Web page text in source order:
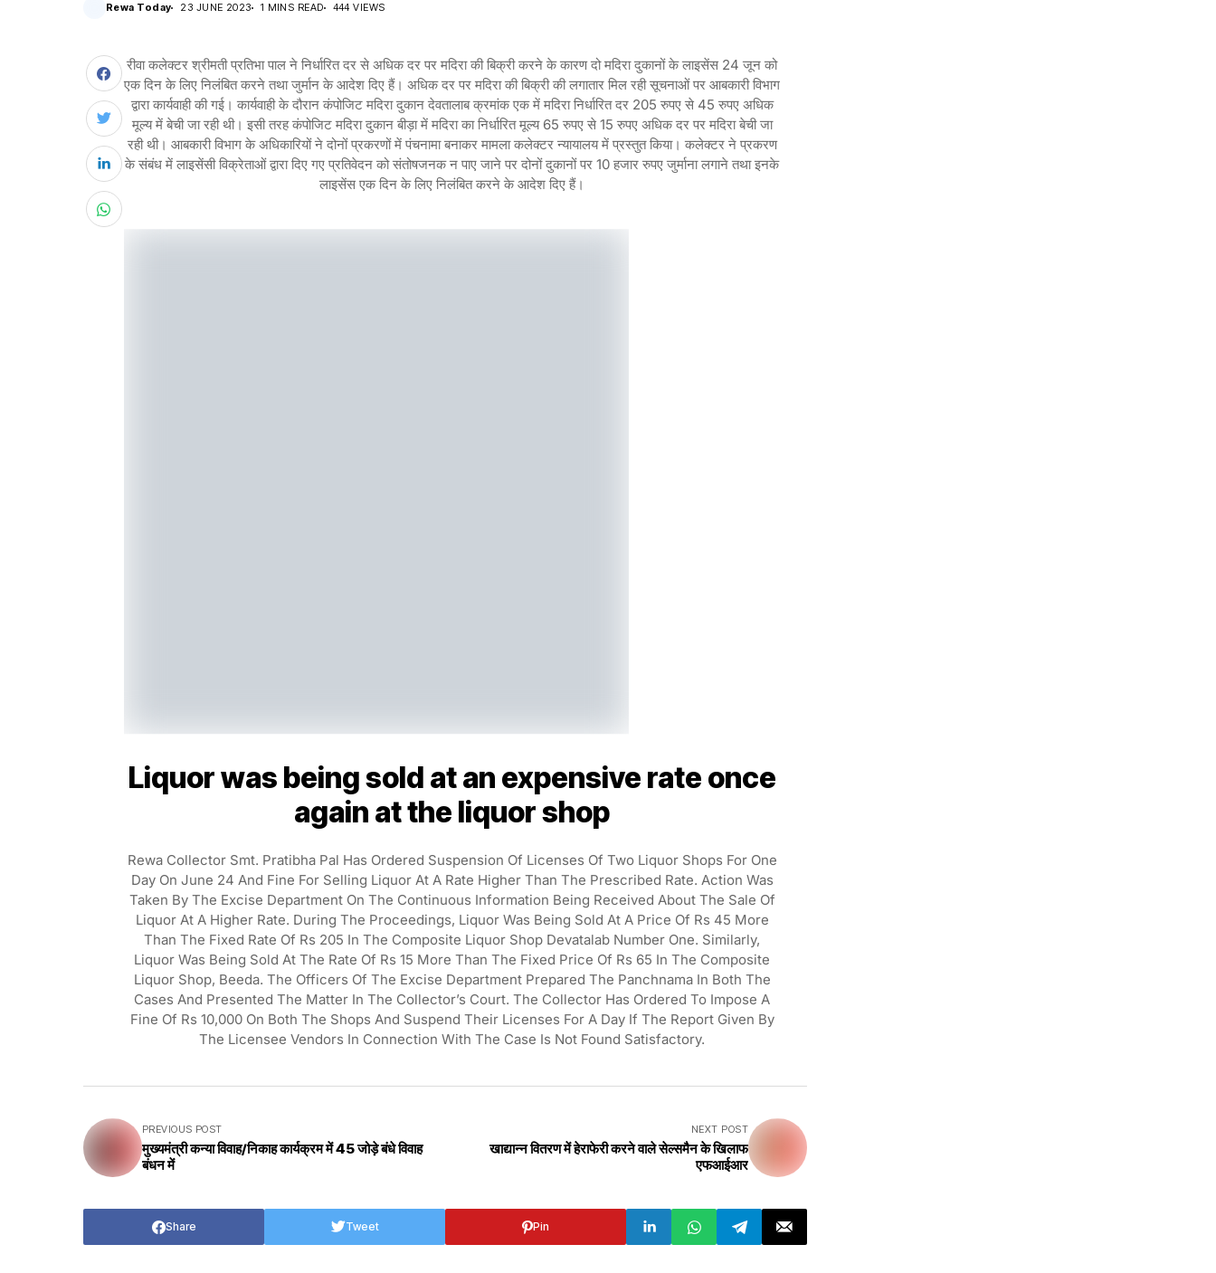
Rewa Today 23 JUNE 2023 1 MINS READ 444 VIEWS
रीवा कलेक्टर श्रीमती प्रतिभा पाल ने निर्धारित दर से अधिक दर पर मदिरा की बिक्री करने के कारण दो मदिरा दुकानों के लाइसेंस 24 जून को
एक दिन के लिए निलंबित करने तथा जुर्मान के आदेश दिए हैं। अधिक दर पर मदिरा की बिक्री की लगातार मिल रही सूचनाओं पर आबकारी विभाग
द्वारा कार्यवाही की गई। कार्यवाही के दौरान कंपोजिट मदिरा दुकान देवतालाब क्रमांक एक में मदिरा निर्धारित दर 205 रुपए से 45 रुपए अधिक
मूल्य में बेची जा रही थी। इसी तरह कंपोजिट मदिरा दुकान बीड़ा में मदिरा का निर्धारित मूल्य 65 रुपए से 15 रुपए अधिक दर पर मदिरा बेची जा
रही थी। आबकारी विभाग के अधिकारियों ने दोनों प्रकरणों में पंचनामा बनाकर मामला कलेक्टर न्यायालय में प्रस्तुत किया। कलेक्टर ने प्रकरण
के संबंध में लाइसेंसी विक्रेताओं द्वारा दिए गए प्रतिवेदन को संतोषजनक न पाए जाने पर दोनों दुकानों पर 10 हजार रुपए जुर्माना लगाने तथा इनके
लाइसेंस एक दिन के लिए निलंबित करने के आदेश दिए हैं।
Liquor was being sold at an expensive rate once
again at the liquor shop
Rewa Collector Smt. Pratibha Pal Has Ordered Suspension Of Licenses Of Two Liquor Shops For One
Day On June 24 And Fine For Selling Liquor At A Rate Higher Than The Prescribed Rate. Action Was
Taken By The Excise Department On The Continuous Information Being Received About The Sale Of
Liquor At A Higher Rate. During The Proceedings, Liquor Was Being Sold At A Price Of Rs 45 More
Than The Fixed Rate Of Rs 205 In The Composite Liquor Shop Devatalab Number One. Similarly,
Liquor Was Being Sold At The Rate Of Rs 15 More Than The Fixed Price Of Rs 65 In The Composite
Liquor Shop, Beeda. The Officers Of The Excise Department Prepared The Panchnama In Both The
Cases And Presented The Matter In The Collector’s Court. The Collector Has Ordered To Impose A
Fine Of Rs 10,000 On Both The Shops And Suspend Their Licenses For A Day If The Report Given By
The Licensee Vendors In Connection With The Case Is Not Found Satisfactory.
PREVIOUS POST
मुख्यमंत्री कन्या विवाह/निकाह कार्यक्रम में 45 जोड़े बंधे विवाह
बंधन में
NEXT POST
खाद्यान्न वितरण में हेराफेरी करने वाले सेल्समैन के खिलाफ
एफआईआर
Share Tweet Pin